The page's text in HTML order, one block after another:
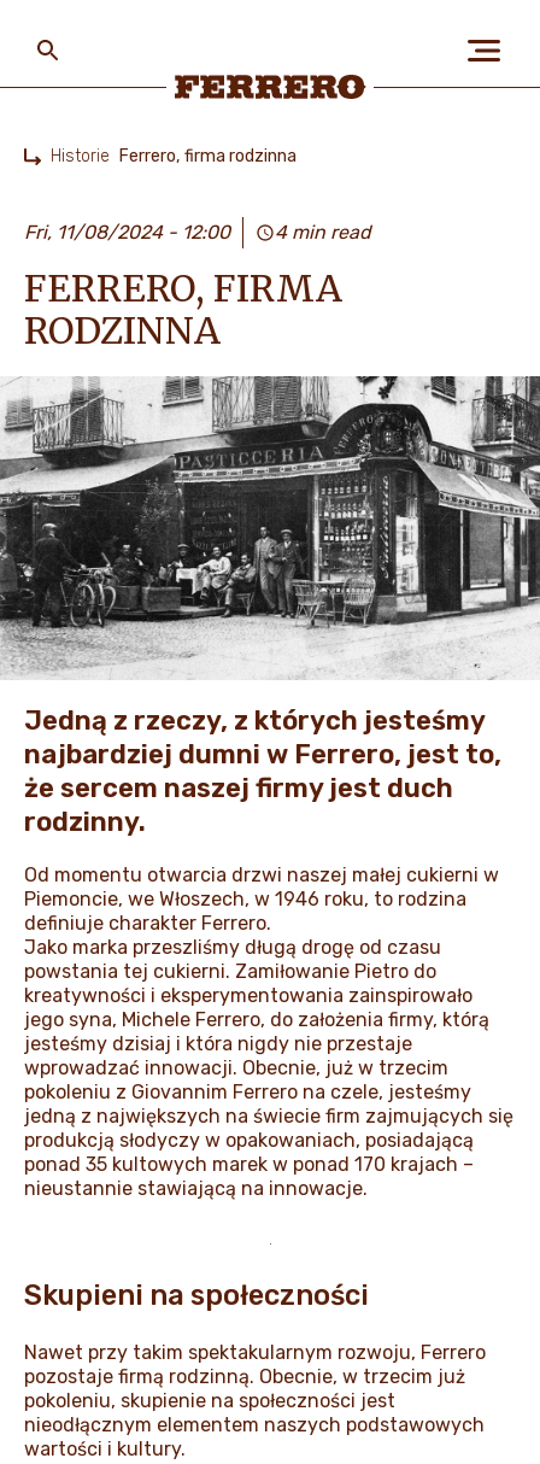
LUDZIE I PLANETA
NASZE MARKI I PRODUKTY
PRACA W FERRERO
AKTUALNOŚCI I MEDIA
main
content
Historie Ferrero, firma rodzinna
Fri, 11/08/2024 - 12:00 4 min read
FERRERO, FIRMA
RODZINNA
Jedną z rzeczy, z których jesteśmy
najbardziej dumni w Ferrero, jest to,
że sercem naszej firmy jest duch
rodzinny.
Od momentu otwarcia drzwi naszej małej cukierni w
Piemoncie, we Włoszech, w 1946 roku, to rodzina
definiuje charakter Ferrero.
Jako marka przeszliśmy długą drogę od czasu
powstania tej cukierni. Zamiłowanie Pietro do
kreatywności i eksperymentowania zainspirowało
jego syna, Michele Ferrero, do założenia firmy, którą
jesteśmy dzisiaj i która nigdy nie przestaje
wprowadzać innowacji. Obecnie, już w trzecim
pokoleniu z Giovannim Ferrero na czele, jesteśmy
jedną z największych na świecie firm zajmujących się
produkcją słodyczy w opakowaniach, posiadającą
ponad 35 kultowych marek w ponad 170 krajach –
nieustannie stawiającą na innowacje.
Skupieni na społeczności
Nawet przy takim spektakularnym rozwoju, Ferrero
pozostaje firmą rodzinną. Obecnie, w trzecim już
pokoleniu, skupienie na społeczności jest
nieodłącznym elementem naszych podstawowych
wartości i kultury.